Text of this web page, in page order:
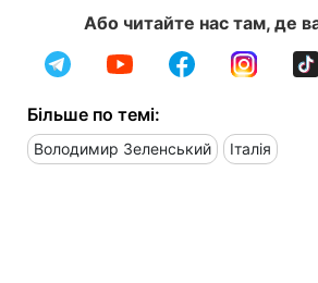
Або читайте нас там, де
Більше по темі:
Володимир Зеленський Італія